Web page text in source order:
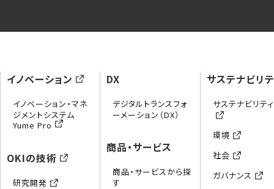
イノベーション
イノベーション・マネ
ジメントシステム
Yume Pro
OKIの技術
研究開発
DX
デジタルトランスフォ
ーメーション（DX）
商品・サービス
商品・サービスから探
す
サステナビリ
サステナビリテ
環境
社会
ガバナンス